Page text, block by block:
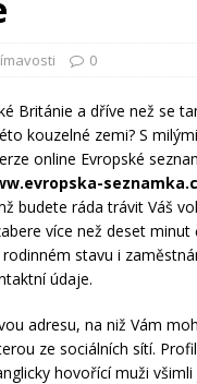
0
Británie a dříve než se
kouzelné zemi? S
online Evropské
budete ráda trávit Váš
více než deset
stavu i
údaje.
adresu, na niž Vám
ze sociálních sítí.
hovořící muži